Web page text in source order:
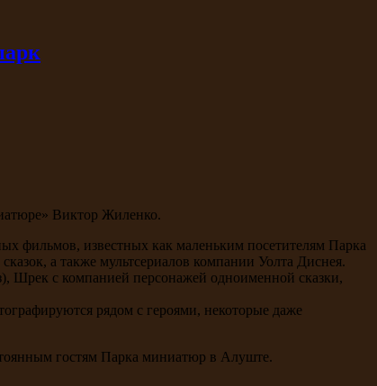
Виктор Жиленко.
фильмов, известных как маленьким посетителям Парка
а также мультсериалов компании Уолта Диснея.
Шрек с компанией персонажей одноименной сказки,
рядом с героями, некоторые даже
гостям Парка миниатюр в Алуште.